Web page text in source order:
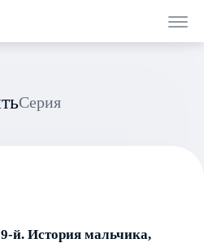
Серия
й. История мальчика,